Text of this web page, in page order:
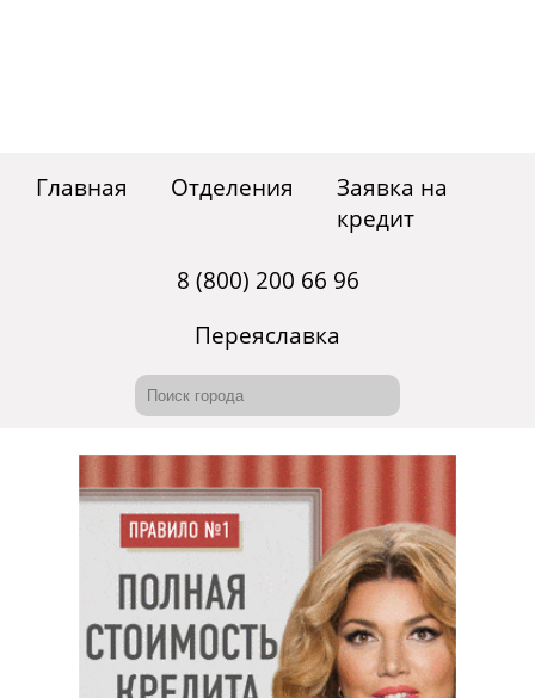
Главная Отделения
Заявка на
кредит
8 (800) 200 66 96
Переяславка